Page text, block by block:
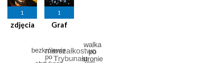
1
zdjęcia
1
Graf